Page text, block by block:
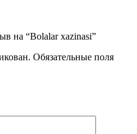
на “Bolalar xazinasi”
Обязательные поля